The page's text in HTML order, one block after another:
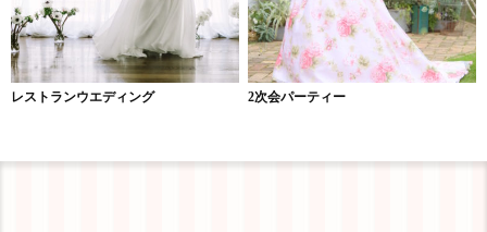
レストランウエディング 2次会パーティー